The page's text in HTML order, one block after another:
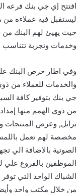
افتتح إي چي بنك فرعه
ليستقبل فيه عملاءه من
حيث يهيئ لهم البنك من
وخدمات وتجربة تتناسب
وفي اطار حرص البنك
والخدمات للعملاء من
جي بنك بتوفير كافة
من ذوي الهمم منها
برايل, وعرض المنتجات
مخصصة لهم تعمل
الصوتية بالاضافة الي
الموظفين بالفروع علي
الشباك الواحد التي
من خلال مكتب واحد